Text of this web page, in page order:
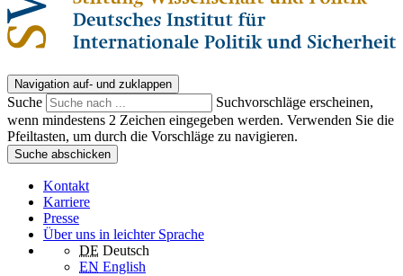
Navigation auf- und zuklappen
Suche
Suchvorschläge erscheinen,
wenn mindestens 2 Zeichen eingegeben werden. Verwenden Sie die
Pfeiltasten, um durch die Vorschläge zu navigieren.
Suche abschicken
Kontakt
Karriere
Presse
Über uns in leichter Sprache
DE Deutsch
EN English